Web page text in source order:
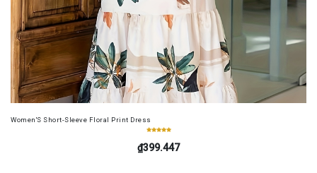
Women'S Short-Sleeve Floral Print Dress
₫399.447